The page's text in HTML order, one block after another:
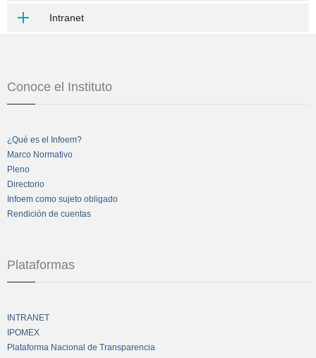
Intranet
Conoce el Instituto
¿Qué es el Infoem?
Marco Normativo
Pleno
Directorio
Infoem como sujeto obligado
Rendición de cuentas
Plataformas
INTRANET
IPOMEX
Plataforma Nacional de Transparencia